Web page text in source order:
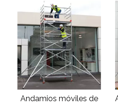
Andamio de escalera de